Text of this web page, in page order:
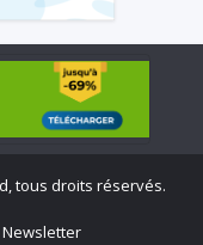
tous droits réservés.
Newsletter